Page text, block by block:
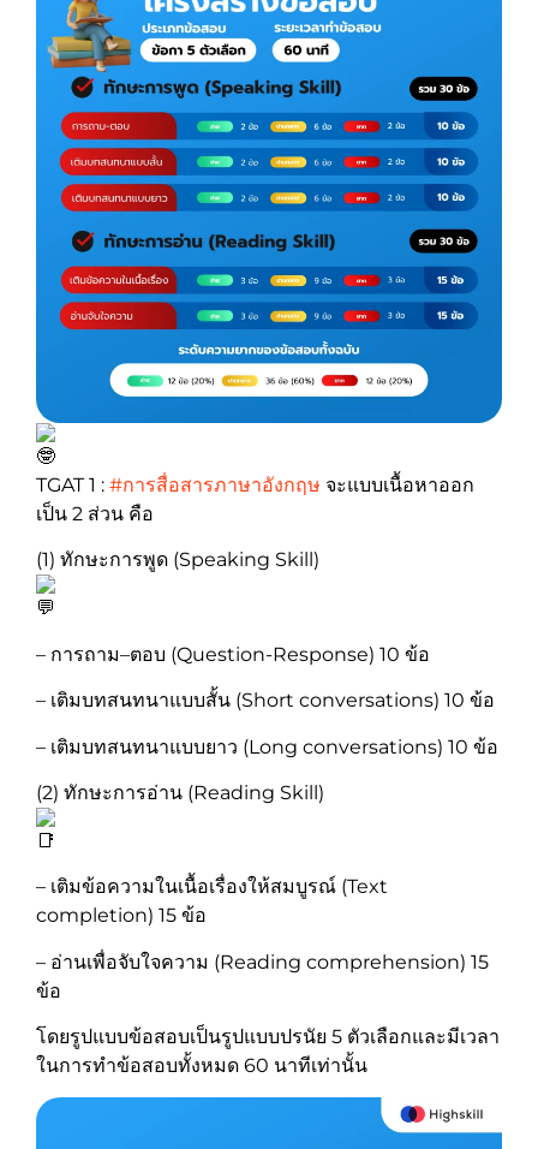
TGAT 1 : #การสื่อสารภาษาอังกฤษ จะแบบเนื้อหาออก
เป็น 2 ส่วน คือ
(1) ทักษะการพูด (Speaking Skill)
– การถาม–ตอบ (Question-Response) 10 ข้อ
– เติมบทสนทนาแบบสั้น (Short conversations) 10 ข้อ
– เติมบทสนทนาแบบยาว (Long conversations) 10 ข้อ
(2) ทักษะการอ่าน (Reading Skill)
– เติมข้อความในเนื้อเรื่องให้สมบูรณ์ (Text
completion) 15 ข้อ
– อ่านเพื่อจับใจความ (Reading comprehension) 15
ข้อ
โดยรูปแบบข้อสอบเป็นรูปแบบปรนัย 5 ตัวเลือกและมีเวลา
ในการทำข้อสอบทั้งหมด 60 นาทีเท่านั้น